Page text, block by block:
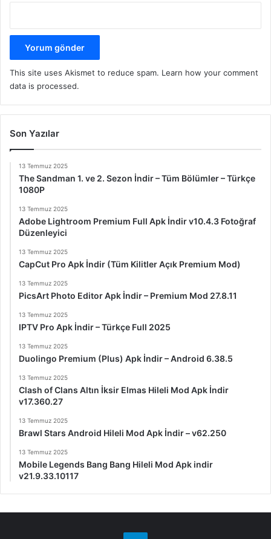
This site uses Akismet to reduce spam. Learn how your comment
data is processed.
Son Yazılar
13 Temmuz 2025
The Sandman 1. ve 2. Sezon İndir – Tüm Bölümler – Türkçe
1080P
13 Temmuz 2025
Adobe Lightroom Premium Full Apk İndir v10.4.3 Fotoğraf
Düzenleyici
13 Temmuz 2025
CapCut Pro Apk İndir (Tüm Kilitler Açık Premium Mod)
13 Temmuz 2025
PicsArt Photo Editor Apk İndir – Premium Mod 27.8.11
13 Temmuz 2025
IPTV Pro Apk İndir – Türkçe Full 2025
13 Temmuz 2025
Duolingo Premium (Plus) Apk İndir – Android 6.38.5
13 Temmuz 2025
Clash of Clans Altın İksir Elmas Hileli Mod Apk İndir
v17.360.27
13 Temmuz 2025
Brawl Stars Android Hileli Mod Apk İndir – v62.250
13 Temmuz 2025
Mobile Legends Bang Bang Hileli Mod Apk indir
v21.9.33.10117